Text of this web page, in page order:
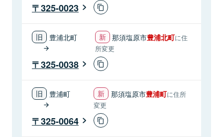
325-0023
豊浦北町 那須塩原市豊浦北町に住
所変更
325-0038
豊浦町 那須塩原市豊浦町に住所
変更
325-0064